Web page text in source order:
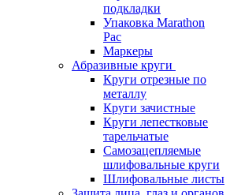
подкладки
Упаковка Marathon
Pac
Маркеры
Абразивные круги
Круги отрезные по
металлу
Круги зачистные
Круги лепестковые
тарельчатые
Самозацепляемые
шлифовальные круги
Шлифовальные листы